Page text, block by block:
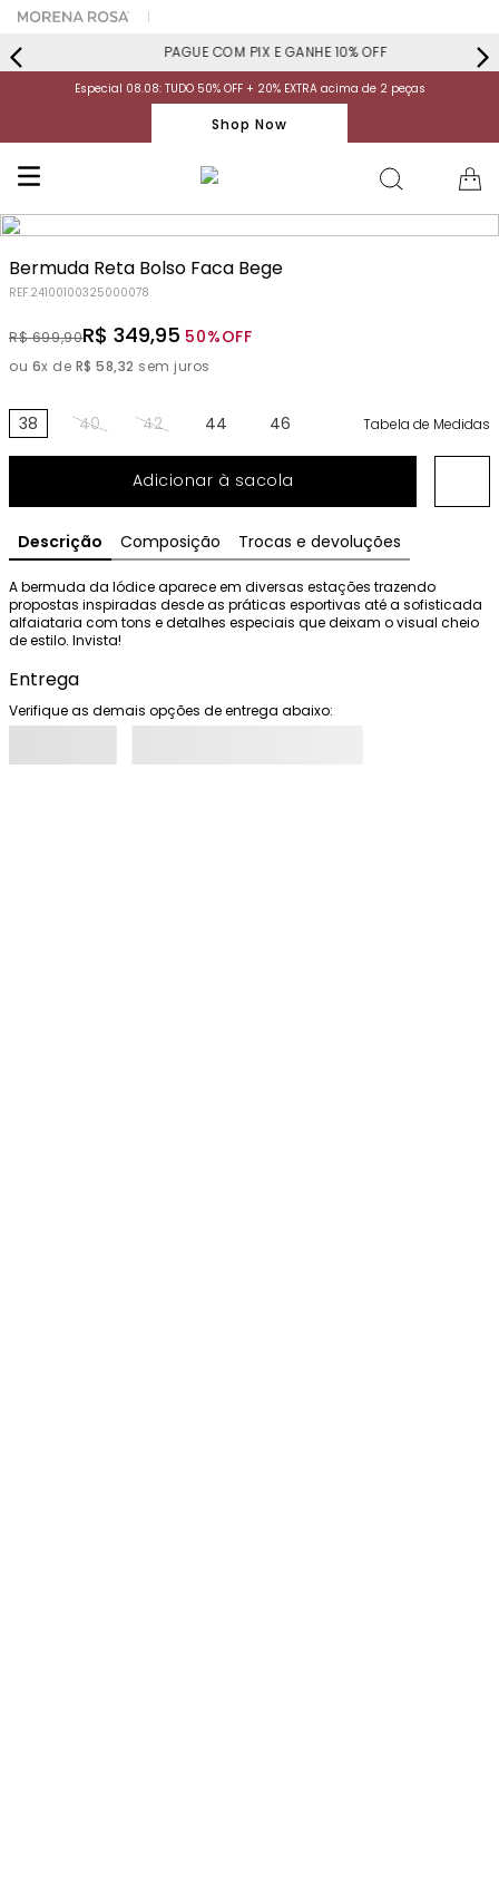
PAGUE COM PIX E GANHE 10% OFF
Especial 08.08: TUDO 50% OFF + 20% EXTRA acima de 2 peças
Shop Now
Bermuda Reta Bolso Faca Bege
REF.24100100325000078
R$ 699,90R$ 349,95 50%OFF
ou 6x de R$ 58,32 sem juros
38 40 42 44 46 Tabela de Medidas
Adicionar à sacola
Descrição Composição Trocas e devoluções
A bermuda da Iódice aparece em diversas estações trazendo
propostas inspiradas desde as práticas esportivas até a sofisticada
alfaiataria com tons e detalhes especiais que deixam o visual cheio
de estilo. Invista!
Entrega
Verifique as demais opções de entrega abaixo: